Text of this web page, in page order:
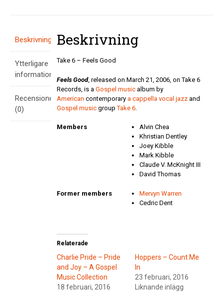
Beskrivning
Ytterligare
information
Recensioner
(0)
Beskrivning
Take 6 – Feels Good
Feels Good, released on March 21, 2006, on Take 6
Records, is a Gospel musicalbum by
American contemporary a cappella vocal jazzand
Gospel musicgroupTake 6.
Members
Alvin Chea
Khristian Dentley
Joey Kibble
Mark Kibble
Claude V. McKnight III
David Thomas
Former members
Mervyn Warren
Cedric Dent
Relaterade
Charlie Pride – Pride
and Joy – A Gospel
Music Collection
18 februari, 2016
Hoppers – Count Me
In
23 februari, 2016
Liknande inlägg